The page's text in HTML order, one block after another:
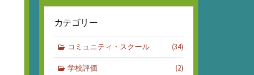
カテゴリー
コミュニティ・スクール (34)
学校評価 (2)